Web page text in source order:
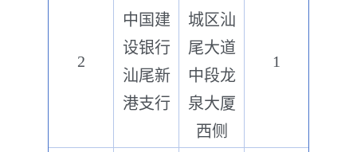
2
中国建
设银行
汕尾新
港支行
城区汕
尾大道
中段龙
泉大厦
西侧
1